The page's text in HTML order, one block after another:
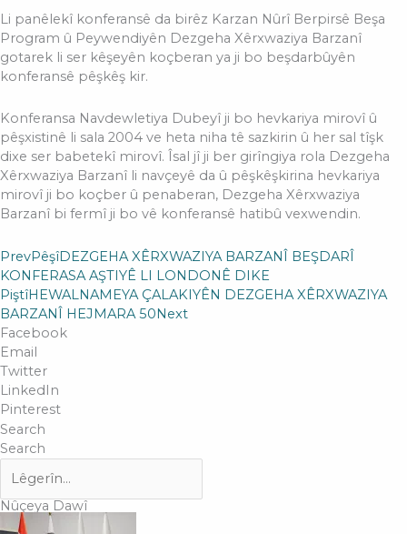
Li panêlekî konferansê da birêz Karzan Nûrî Berpirsê Beşa
Program û Peywendiyên Dezgeha Xêrxwaziya Barzanî
gotarek li ser kêşeyên koçberan ya ji bo beşdarbûyên
konferansê pêşkêş kir.
Konferansa Navdewletiya Dubeyî ji bo hevkariya mirovî û
pêşxistinê li sala 2004 ve heta niha tê sazkirin û her sal tîşk
dixe ser babetekî mirovî. Îsal jî ji ber girîngiya rola Dezgeha
Xêrxwaziya Barzanî li navçeyê da û pêşkêşkirina hevkariya
mirovî ji bo koçber û penaberan, Dezgeha Xêrxwaziya
Barzanî bi fermî ji bo vê konferansê hatibû vexwendin.
PrevPêşîDEZGEHA XÊRXWAZIYA BARZANÎ BEŞDARÎ
KONFERASA AŞTIYÊ LI LONDONÊ DIKE
PiştîHEWALNAMEYA ÇALAKIYÊN DEZGEHA XÊRXWAZIYA
BARZANÎ HEJMARA 50Next
Facebook
Email
Twitter
LinkedIn
Pinterest
Search
Search
Nûçeya Dawî